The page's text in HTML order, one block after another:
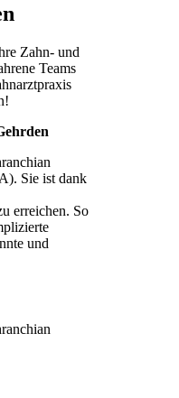
Zahn- und
Teams
Sie ist dank
erreichen. So
und